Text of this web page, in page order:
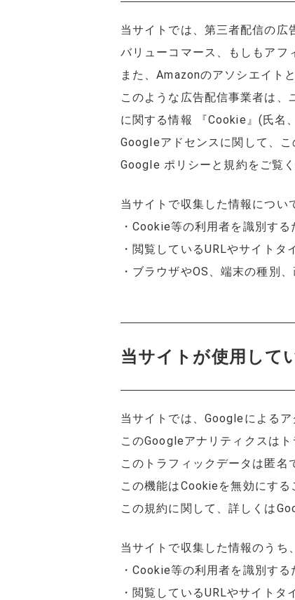
当サイトでは、第三者配信の広
バリューコマース、もしもアフ
また、Amazonのアソシエイト
このような広告配信事業者は
に関する情報 『Cookie』(氏名
Googleアドセンスに関して、
Google ポリシーと規約をご覧く
当サイトで収集した情報につい
・Cookie等の利用者を識別する
・閲覧しているURLやサイトタ
・ブラウザやOS、端末の種別
当サイトが使用して
当サイトでは、Googleによる
このGoogleアナリティクスは
このトラフィックデータは匿名
この機能はCookieを無効にす
この規約に関して、詳しくは
当サイトで収集した情報のうち
・Cookie等の利用者を識別する
・閲覧しているURLやサイトタ